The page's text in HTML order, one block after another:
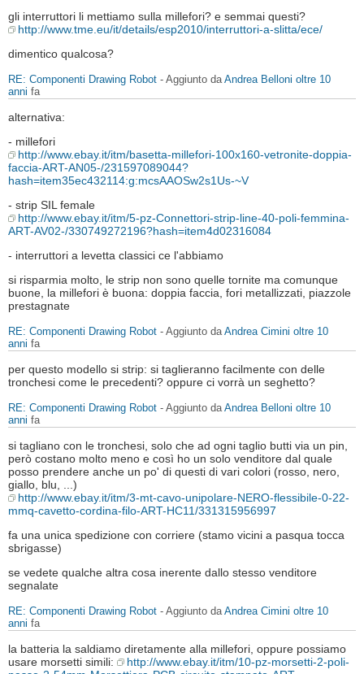
gli interruttori li mettiamo sulla millefori? e semmai questi?
http://www.tme.eu/it/details/esp2010/interruttori-a-slitta/ece/
dimentico qualcosa?
RE: Componenti Drawing Robot - Aggiunto daAndrea Belloni oltre 10
anni fa
alternativa:
- millefori
http://www.ebay.it/itm/basetta-millefori-100x160-vetronite-doppia-
faccia-ART-AN05-/231597089044?
hash=item35ec432114:g:mcsAAOSw2s1Us-~V
- strip SIL female
http://www.ebay.it/itm/5-pz-Connettori-strip-line-40-poli-femmina-
ART-AV02-/330749272196?hash=item4d02316084
- interruttori a levetta classici ce l'abbiamo
si risparmia molto, le strip non sono quelle tornite ma comunque
buone, la millefori è buona: doppia faccia, fori metallizzati, piazzole
prestagnate
RE: Componenti Drawing Robot - Aggiunto daAndrea Cimini oltre 10
anni fa
per questo modello si strip: si taglieranno facilmente con delle
tronchesi come le precedenti? oppure ci vorrà un seghetto?
RE: Componenti Drawing Robot - Aggiunto daAndrea Belloni oltre 10
anni fa
si tagliano con le tronchesi, solo che ad ogni taglio butti via un pin,
però costano molto meno e così ho un solo venditore dal quale
posso prendere anche un po' di questi di vari colori (rosso, nero,
giallo, blu, ...)
http://www.ebay.it/itm/3-mt-cavo-unipolare-NERO-flessibile-0-22-
mmq-cavetto-cordina-filo-ART-HC11/331315956997
fa una unica spedizione con corriere (stamo vicini a pasqua tocca
sbrigasse)
se vedete qualche altra cosa inerente dallo stesso venditore
segnalate
RE: Componenti Drawing Robot - Aggiunto daAndrea Cimini oltre 10
anni fa
la batteria la saldiamo diretamente alla millefori, oppure possiamo
usare morsetti simili:
http://www.ebay.it/itm/10-pz-morsetti-2-poli-